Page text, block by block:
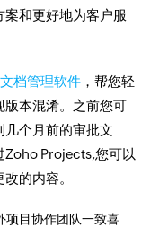
和更好地为客户服
档管理软件 ，帮您轻
版本混淆。之前您可
几个月前的审批文
Zoho Projects,您可以
的内容。
项目协作团队一致喜